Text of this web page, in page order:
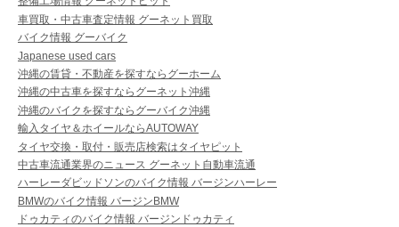
車買取・中古車査定情報 グーネット買取
バイク情報 グーバイク
Japanese used cars
沖縄の賃貸・不動産を探すならグーホーム
沖縄の中古車を探すならグーネット沖縄
沖縄のバイクを探すならグーバイク沖縄
輸入タイヤ＆ホイールならAUTOWAY
タイヤ交換・取付・販売店検索はタイヤピット
中古車流通業界のニュース グーネット自動車流通
ハーレーダビッドソンのバイク情報 バージンハーレー
BMWのバイク情報 バージンBMW
ドゥカティのバイク情報 バージンドゥカティ